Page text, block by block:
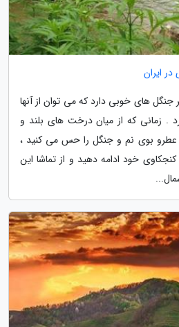
ایران
جنگل های خوبی دارد که می توان از آنها
. زمانی که از میان درخت های بلند و
عطرو بوی نم و جنگل را حس می کنید ،
خود ادامه دهید و از تماشا این